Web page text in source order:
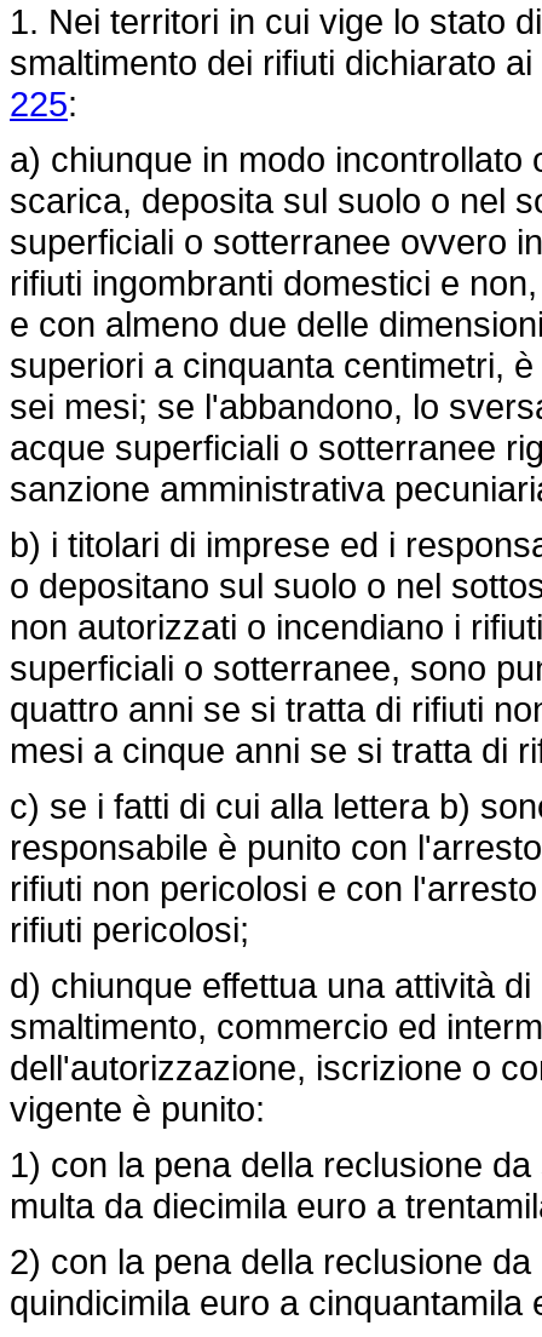
1. Nei territori in cui vige lo stato
smaltimento dei rifiuti dichiarato
225:
a) chiunque in modo
scarica, deposita sul suolo o nel
superficiali o sotterranee ovvero
rifiuti ingombranti domestici e
e con almeno due delle
superiori a cinquanta centimetri,
sei mesi; se l'abbandono, lo
acque superficiali o sotterranee
sanzione amministrativa
b) i titolari di imprese ed i
o depositano sul suolo o nel
non autorizzati o incendiano i
superficiali o sotterranee, sono
quattro anni se si tratta di rifiuti
mesi a cinque anni se si tratta di
c) se i fatti di cui alla lettera b)
responsabile è punito con
rifiuti non pericolosi e con
rifiuti pericolosi;
d) chiunque effettua una attività
smaltimento, commercio ed
dell'autorizzazione, iscrizione o
vigente è punito:
1) con la pena della reclusione
multa da diecimila euro a
2) con la pena della reclusione
quindicimila euro a